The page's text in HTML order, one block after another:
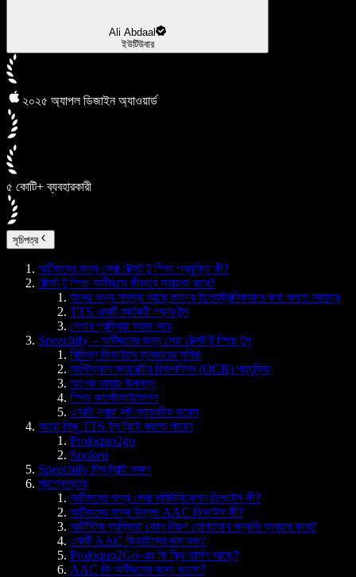
Ali Abdaal
ইউটিউবার
২০২৫ অ্যাপল ডিজাইন অ্যাওয়ার্ড
৫ কোটি+ ব্যবহারকারী
সূচিপত্র
অটিজমের জন্য সেরা টেক্সট টু স্পিচ প্রযুক্তি কী?
টেক্সট টু স্পিচ অটিজমে কীভাবে সহায়তা করে?
যাদের কথ্য সমস্যা আছে তাদের ইলেকট্রনিকভাবে কথা বলতে সাহায্য
TTS একটি কার্যকরী পড়ার টুল
শেখার প্রক্রিয়া সহজ করে
Speechify – অটিজমের জন্য সেরা টেক্সট টু স্পিচ টুল
বিভিন্ন ডিভাইসে ব্যবহারের সুবিধা
অপ্টিক্যাল ক্যারেক্টার রিকগনিশন (OCR) প্রযুক্তি
অনেক ভাষায় উপলব্ধ
স্পিড কাস্টোমাইজেশন
এআই দ্বারা সৃষ্ট স্বাভাবিক ভয়েস
আরো কিছু TTS টুল ট্রাই করতে পারেন
Proloquo2go
Spoken
Speechify ফ্রি ট্রাই করুন
প্রশ্নোত্তর
অটিজমের জন্য সেরা কমিউনিকেশন ডিভাইস কী?
অটিজমের জন্য উন্নত AAC ডিভাইস কী?
অটিস্টিক ব্যক্তিরা কোন বিকল্প যোগাযোগ পদ্ধতি ব্যবহার করে?
একটি AAC ডিভাইসের দাম কত?
Proloquo2Go-এর কি ফ্রি ভার্সন আছে?
AAC কি অটিজমের জন্য ভালো?